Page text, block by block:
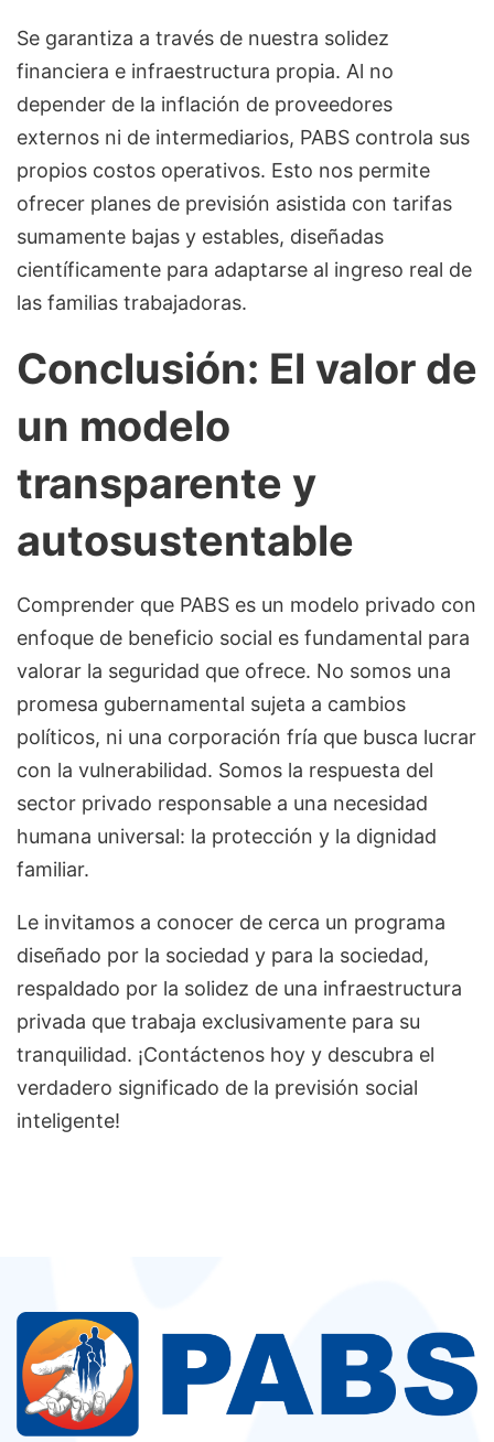
Se garantiza a través de nuestra solidez
financiera e infraestructura propia. Al no
depender de la inflación de proveedores
externos ni de intermediarios, PABS controla sus
propios costos operativos. Esto nos permite
ofrecer planes de previsión asistida con tarifas
sumamente bajas y estables, diseñadas
científicamente para adaptarse al ingreso real de
las familias trabajadoras.
Conclusión: El valor de
un modelo
transparente y
autosustentable
Comprender que PABS es un modelo privado con
enfoque de beneficio social es fundamental para
valorar la seguridad que ofrece. No somos una
promesa gubernamental sujeta a cambios
políticos, ni una corporación fría que busca lucrar
con la vulnerabilidad. Somos la respuesta del
sector privado responsable a una necesidad
humana universal: la protección y la dignidad
familiar.
Le invitamos a conocer de cerca un programa
diseñado por la sociedad y para la sociedad,
respaldado por la solidez de una infraestructura
privada que trabaja exclusivamente para su
tranquilidad. ¡Contáctenos hoy y descubra el
verdadero significado de la previsión social
inteligente!